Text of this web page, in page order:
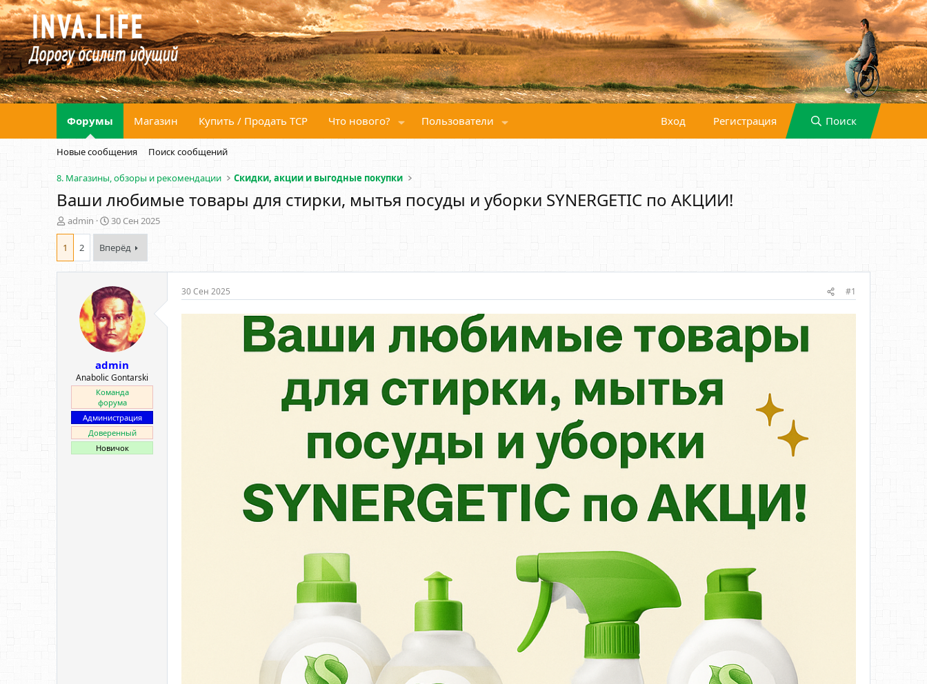
Форумы Магазин Купить / Продать ТСР Что нового? Пользователи Вход Регистрация Поиск
Новые сообщения Поиск сообщений
8. Магазины, обзоры и рекомендации Скидки, акции и выгодные покупки
Ваши любимые товары для стирки, мытья посуды и уборки SYNERGETIC по АКЦИИ!
А
в
р
admin
Д
а
т
н
ч
а
л
а
30 Сен 2025
1 2 Вперёд
admin
Anabolic Gontarski
Команда
форума
Администрация
Доверенный
Новичок
30 Сен 2025 #1